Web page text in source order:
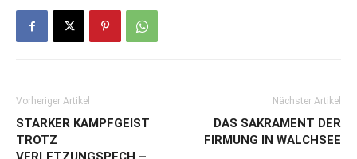
Vorheriger Artikel
STARKER KAMPFGEIST
TROTZ
Nächster Artikel
DAS SAKRAMENT DER
FIRMUNG IN WALCHSEE